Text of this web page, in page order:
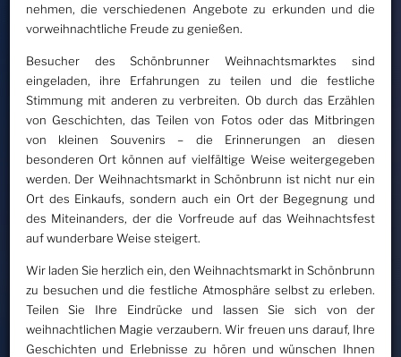
nehmen, die verschiedenen Angebote zu erkunden und die
vorweihnachtliche Freude zu genießen.
Besucher des Schönbrunner Weihnachtsmarktes sind
eingeladen, ihre Erfahrungen zu teilen und die festliche
Stimmung mit anderen zu verbreiten. Ob durch das Erzählen
von Geschichten, das Teilen von Fotos oder das Mitbringen
von kleinen Souvenirs – die Erinnerungen an diesen
besonderen Ort können auf vielfältige Weise weitergegeben
werden. Der Weihnachtsmarkt in Schönbrunn ist nicht nur ein
Ort des Einkaufs, sondern auch ein Ort der Begegnung und
des Miteinanders, der die Vorfreude auf das Weihnachtsfest
auf wunderbare Weise steigert.
Wir laden Sie herzlich ein, den Weihnachtsmarkt in Schönbrunn
zu besuchen und die festliche Atmosphäre selbst zu erleben.
Teilen Sie Ihre Eindrücke und lassen Sie sich von der
weihnachtlichen Magie verzaubern. Wir freuen uns darauf, Ihre
Geschichten und Erlebnisse zu hören und wünschen Ihnen